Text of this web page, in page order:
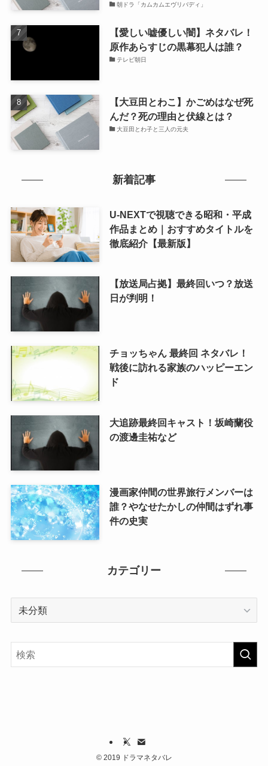
朝ドラ「カムカムエヴリバディ」
【愛しい嘘優しい闇】ネタバレ！
原作あらすじの黒幕犯人は誰？
テレビ朝日
【大豆田とわこ】かごめはなぜ死
んだ？死の理由と伏線とは？
大豆田とわ子と三人の元夫
新着記事
U-NEXTで視聴できる昭和・平成
作品まとめ｜おすすめタイトルを
徹底紹介【最新版】
【放送局占拠】最終回いつ？放送
日が判明！
チョッちゃん 最終回 ネタバレ！
戦後に訪れる家族のハッピーエン
ド
大追跡最終回キャスト！坂崎蘭役
の渡邊圭祐など
漫画家仲間の世界旅行メンバーは
誰？やなせたかしの仲間はずれ事
件の史実
カテゴリー
リ
ー
©2019 ドラマネタバレ